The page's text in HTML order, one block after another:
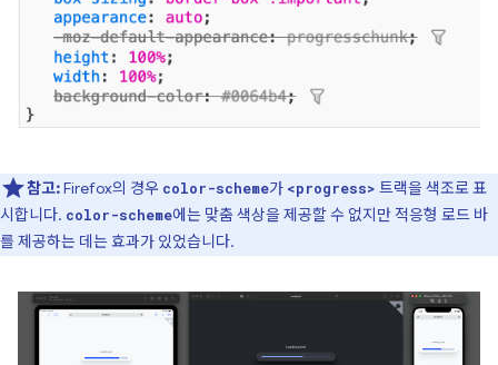
참고:Firefox의 경우 color-scheme가 <progress> 트랙을 색조로 표
시합니다. color-scheme에는 맞춤 색상을 제공할 수 없지만 적응형 로드 바
를 제공하는 데는 효과가 있었습니다.